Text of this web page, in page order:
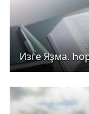
Изге Яҙма.